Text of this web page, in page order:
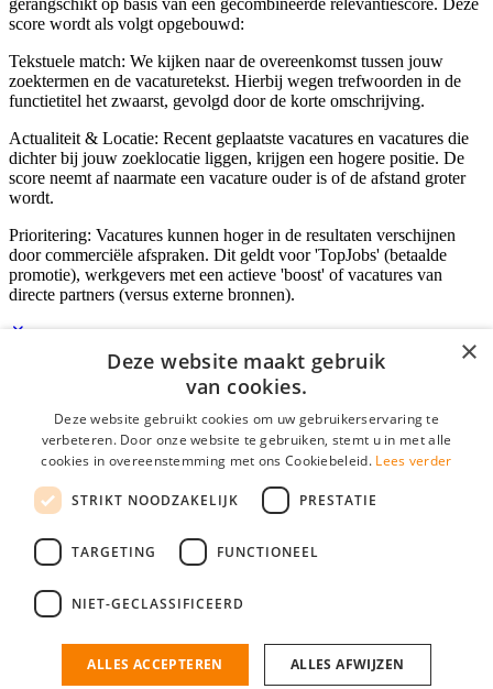
score wordt als volgt opgebouwd:
Tekstuele match: We kijken naar de overeenkomst tussen jouw
zoektermen en de vacaturetekst. Hierbij wegen trefwoorden in de
functietitel het zwaarst, gevolgd door de korte omschrijving.
Actualiteit & Locatie: Recent geplaatste vacatures en vacatures die
dichter bij jouw zoeklocatie liggen, krijgen een hogere positie. De
score neemt af naarmate een vacature ouder is of de afstand groter
wordt.
Prioritering: Vacatures kunnen hoger in de resultaten verschijnen
door commerciële afspraken. Dit geldt voor 'TopJobs' (betaalde
promotie), werkgevers met een actieve 'boost' of vacatures van
directe partners (versus externe bronnen).
Inloggen als bedrijf
E-mail*
Wachtwoord
login gegevens onthouden
login
Bedrijf aanmelden
nieuwe collega/werknemer zo gevonden!
×
Deze website maakt gebruik
van cookies.
Deze website gebruikt cookies om uw gebruikerservaring te
verbeteren. Door onze website te gebruiken, stemt u in met alle
cookies in overeenstemming met ons Cookiebeleid. Lees verder
STRIKT NOODZAKELIJK PRESTATIE
TARGETING FUNCTIONEEL
NIET-GECLASSIFICEERD
ALLES ACCEPTEREN ALLES AFWIJZEN